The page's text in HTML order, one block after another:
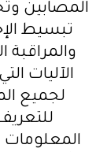
المصابين
تبسيط
الآليات
لجميع
المعلومات